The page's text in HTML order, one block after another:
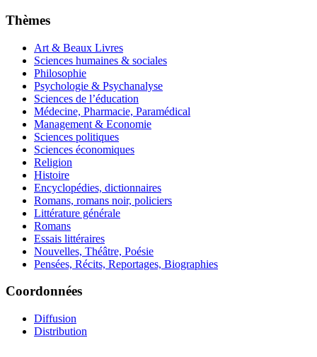
Thèmes
Art & Beaux Livres
Sciences humaines & sociales
Philosophie
Psychologie & Psychanalyse
Sciences de l’éducation
Médecine, Pharmacie, Paramédical
Management & Economie
Sciences politiques
Sciences économiques
Religion
Histoire
Encyclopédies, dictionnaires
Romans, romans noir, policiers
Littérature générale
Romans
Essais littéraires
Nouvelles, Théâtre, Poésie
Pensées, Récits, Reportages, Biographies
Coordonnées
Diffusion
Distribution